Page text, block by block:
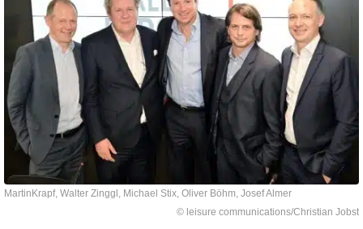
MartinKrapf, Walter Zinggl, Michael Stix, Oliver Böhm, Josef Almer
© leisure communications/Christian Jobst